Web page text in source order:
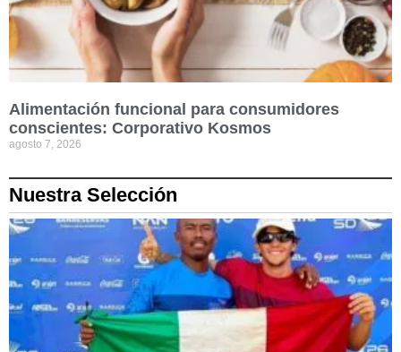
Alimentación funcional para consumidores
conscientes: Corporativo Kosmos
agosto 7, 2026
Nuestra Selección